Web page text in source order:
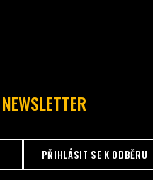
NEWSLETTER
PŘIHLÁSIT SE K ODBĚRU